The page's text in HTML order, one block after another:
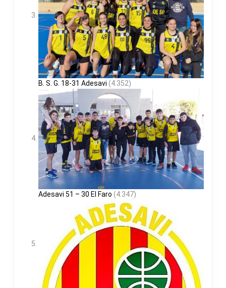
B. S. G. 18-31 Adesavi (4.352)
Adesavi 51 – 30 El Faro (4.347)